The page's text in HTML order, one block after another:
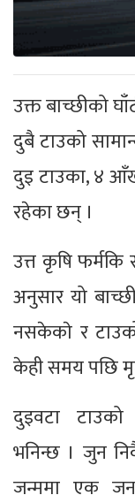
उक्त बाच्छीको
दुबै टाउको
दुइ टाउका, ४
रहेका छन् ।
उत्त कृषि फर्मकि
अनुसार यो
नसकेकाे र
केही समय पछि
दुइवटा
भनिन्छ । जुन
जन्ममा एक